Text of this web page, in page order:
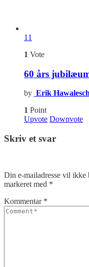
11
1 Vote
60 års
by Erik
1 Point
Upvote Downvote
Skriv et svar
Din e-mailadresse vil ikke
markeret med *
Kommentar *